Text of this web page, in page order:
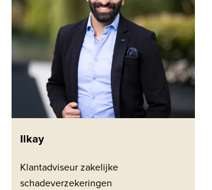
Ilkay
Klantadviseur zakelijke
schadeverzekeringen